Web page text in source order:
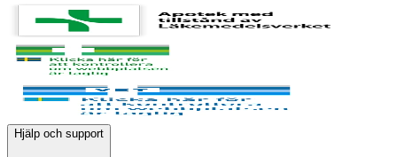
Hjälp och support